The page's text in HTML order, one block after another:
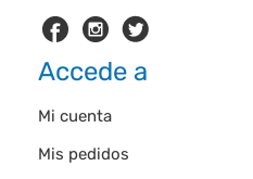
Accede a
Mi cuenta
Mis pedidos